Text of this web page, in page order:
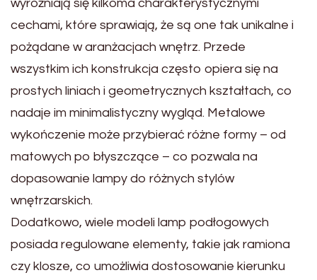
wyróżniają się kilkoma charakterystycznymi
cechami, które sprawiają, że są one tak unikalne i
pożądane w aranżacjach wnętrz. Przede
wszystkim ich konstrukcja często opiera się na
prostych liniach i geometrycznych kształtach, co
nadaje im minimalistyczny wygląd. Metalowe
wykończenie może przybierać różne formy – od
matowych po błyszczące – co pozwala na
dopasowanie lampy do różnych stylów
wnętrzarskich.
Dodatkowo, wiele modeli lamp podłogowych
posiada regulowane elementy, takie jak ramiona
czy klosze, co umożliwia dostosowanie kierunku